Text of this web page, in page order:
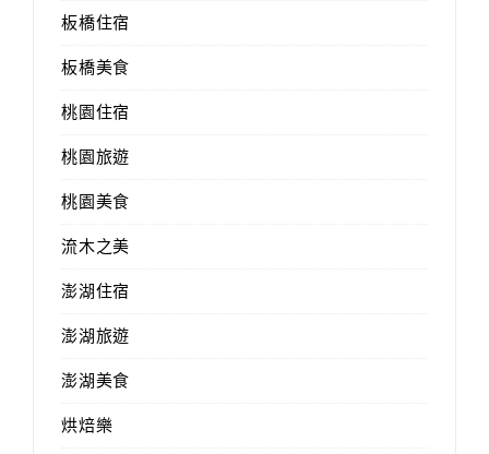
板橋住宿
板橋美食
桃園住宿
桃園旅遊
桃園美食
流木之美
澎湖住宿
澎湖旅遊
澎湖美食
烘焙樂